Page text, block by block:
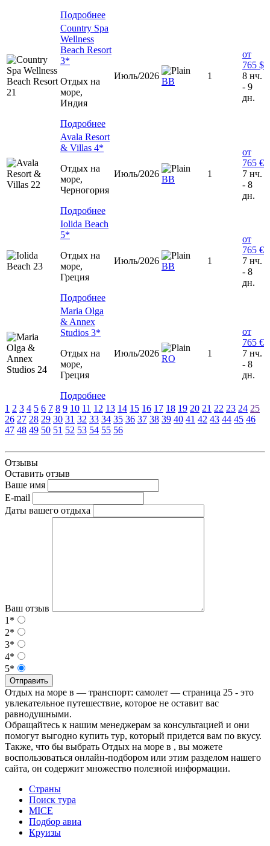
Подробнее
Country Spa
Wellness
Beach Resort
3*
Отдых на
море,
Индия
Подробнее
Июль/2026
ВВ
1
от
765 $
8 нч.
- 9
дн.
Avala Resort
& Villas 4*
Отдых на
море,
Черногория
Подробнее
Июль/2026
BB
1
от
765 €
7 нч.
- 8
дн.
Iolida Beach
5*
Отдых на
море,
Греция
Подробнее
Июль/2026
ВВ
1
от
765 €
7 нч.
- 8
дн.
Maria Olga
& Annex
Studios 3*
Отдых на
море,
Греция
Подробнее
Июль/2026
RO
1
от
765 €
7 нч.
- 8
дн.
1 2 3 4 5 6 7 8 9 10 11 12 13 14 15 16 17 18 19 20 21 22 23 24 25
26 27 28 29 30 31 32 33 34 35 36 37 38 39 40 41 42 43 44 45 46
47 48 49 50 51 52 53 54 55 56
Отзывы
Оставить отзыв
Ваше имя
E-mail
Даты вашего отдыха
Ваш отзыв
1*
2*
3*
4*
5*
Отправить
Отдых на море в — транспорт: самолет — страница 25 - это
увлекательное путешествие, которое не оставит вас
равнодушными.
Обращайтесь к нашим менеджерам за консультацией и они
помогут выгодно купить тур, который придется вам по вкусу.
Также, что бы выбрать Отдых на море в , вы можете
воспользоваться онлайн-подбором или этим разделом нашего
сайта, он содержит множество полезной информации.
Страны
Поиск тура
MICE
Подбор авиа
Круизы